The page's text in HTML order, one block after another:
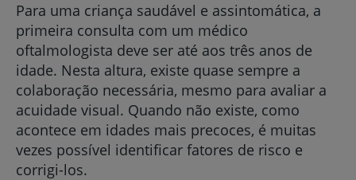
Para uma criança saudável e assintomática, a
primeira consulta com um médico
oftalmologista deve ser até aos três anos de
idade. Nesta altura, existe quase sempre a
colaboração necessária, mesmo para avaliar a
acuidade visual. Quando não existe, como
acontece em idades mais precoces, é muitas
vezes possível identificar fatores de risco e
corrigi-los.